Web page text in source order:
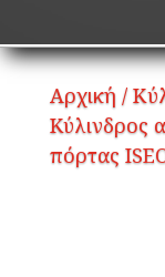
Αρχική /
Kύλινδρος
πόρτας